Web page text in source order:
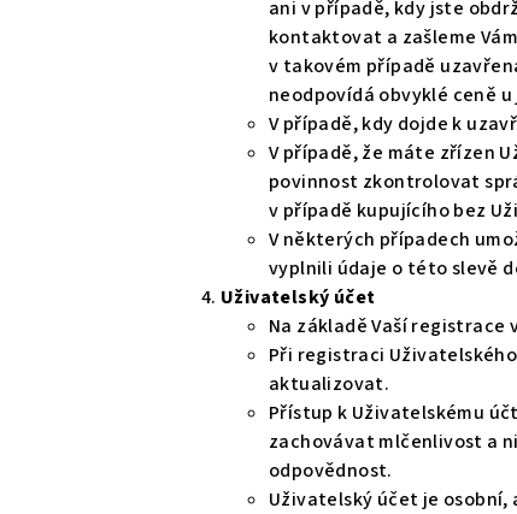
ani v případě, kdy jste
kontaktovat a zašleme
v takovém případě
neodpovídá obvyklé ceně
V případě, kdy dojde k
V případě, že máte zřízen
povinnost zkontrolovat
v případě kupujícího bez
V některých případech
vyplnili údaje o této slevě
Uživatelský účet
Na základě Vaší
Při registraci
aktualizovat.
Přístup k Uživatelskému
zachovávat mlčenlivost a
odpovědnost.
Uživatelský účet je